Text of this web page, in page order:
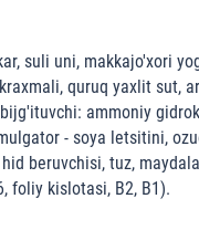
suli uni, makkajo'xori
quruq yaxlit sut,
ammoniy
- soya letsitini,
beruvchisi, tuz,
foliy kislotasi, B2, B1).